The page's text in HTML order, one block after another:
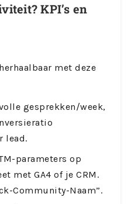
KPI’s en
met deze
gesprekken/week,
lead.
parameters op
met GA4 of je CRM.
Community-Naam”.